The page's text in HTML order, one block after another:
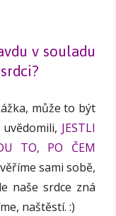
v souladu
může to být
JESTLI
TO, PO ČEM
sami sobě,
naše srdce zná
naštěstí. :)